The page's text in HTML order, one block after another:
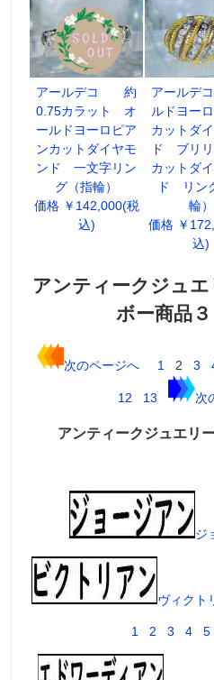
アールデコ 約
0.75カラット オ
ールドヨーロピア
ンカットダイヤモ
ンド 一文字リン
グ（指輪）
価格 ￥142,000(税
込)
アールデ
ルドヨー
カットダ
ド ブリリ
カットダ
ド リン
輪）
価格 ￥
込)
アンティークジュ
ボー商品３
次のページへ 1 2 3
12 13 次
アンティークジュエ
ジ
ヴィクト
1 2 3 4 5